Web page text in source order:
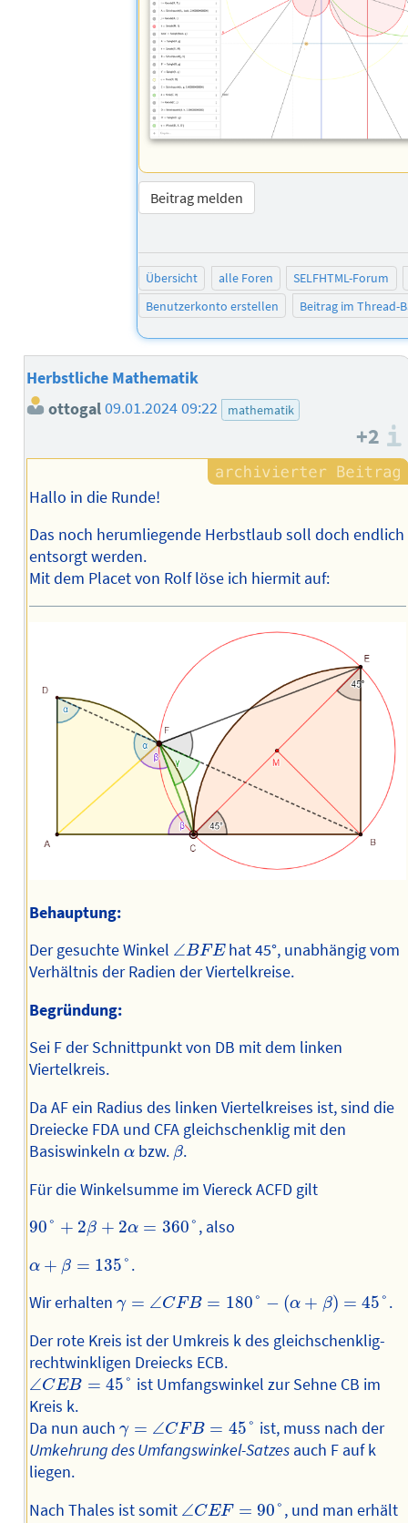
Beitrag melden
Übersicht alle Foren
SELFHTML-Forum
Benutzerkonto erstellen
Beitrag im Thread-
Herbstliche Mathematik
ottogal09.01.2024 09:22 mathematik
+2
Hallo in die Runde!
Das noch herumliegende Herbstlaub soll doch endlich
entsorgt werden.
Mit dem Placet von Rolf löse ich hiermit auf:
Behauptung:
Der gesuchte Winkel ∠BFE
∠BFE hat 45°, unabhängig vom
Verhältnis der Radien der Viertelkreise.
Begründung:
Sei F der Schnittpunkt von DB mit dem linken
Viertelkreis.
Da AF ein Radius des linken Viertelkreises ist, sind die
Dreiecke FDA und CFA gleichschenklig mit den
Basiswinkeln α
αbzw. β
β.
Für die Winkelsumme im Viereck ACFD gilt
90° + 2β + 2α = 360°
90°+ 2β +2α = 360° , also
α + β = 135°
α β =135
.
Wir erhalten γ = ∠CFB = 180° − (α + β) = 45°
γ= CFB=180 (α+β) 45°
.
Der rote Kreis ist der Umkreis k des gleichschenklig-
rechtwinkligen Dreiecks ECB.
∠CEB = 45°
∠CEB=45
ist Umfangswinkel zur Sehne CB im
Kreis k.
Da nun auch γ = ∠CFB = 45°
γ= CFB=45°
ist, muss nach der
Umkehrung des Umfangswinkel-Satzesauch F auf k
liegen.
Nach Thales ist somit ∠CEF = 90°
∠CEF=90
, und man erhält